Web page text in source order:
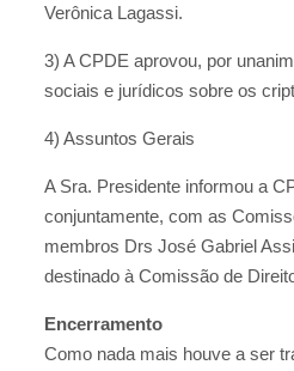
Verônica Lagassi.
3) A CPDE aprovou, por
sociais e jurídicos sobre os
4) Assuntos Gerais
A Sra. Presidente informou a
conjuntamente, com as
membros Drs José Gabriel
destinado à Comissão de
Encerramento
Como nada mais houve a ser